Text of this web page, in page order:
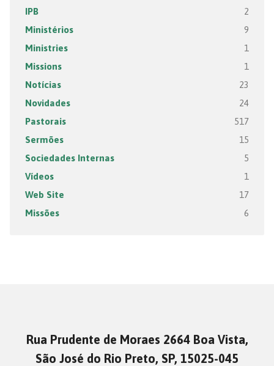
IPB 2
Ministérios 9
Ministries 1
Missions 1
Notícias 23
Novidades 24
Pastorais 517
Sermões 15
Sociedades Internas 5
Vídeos 1
Web Site 17
Missões 6
Rua Prudente de Moraes 2664 Boa Vista,
São José do Rio Preto, SP, 15025-045